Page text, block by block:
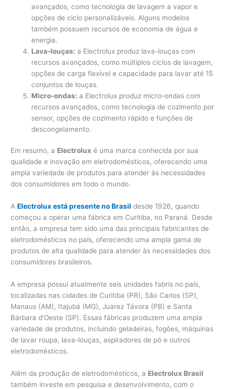
avançados, como tecnologia de lavagem a vapor e
opções de ciclo personalizáveis. Alguns modelos
também possuem recursos de economia de água e
energia.
Lava-louças: a Electrolux produz lava-louças com
recursos avançados, como múltiplos ciclos de lavagem,
opções de carga flexível e capacidade para lavar até 15
conjuntos de louças.
Micro-ondas: a Electrolux produz micro-ondas com
recursos avançados, como tecnologia de cozimento por
sensor, opções de cozimento rápido e funções de
descongelamento.
Em resumo, a Electrolux é uma marca conhecida por sua
qualidade e inovação em eletrodomésticos, oferecendo uma
ampla variedade de produtos para atender às necessidades
dos consumidores em todo o mundo.
AElectrolux está presente no Brasil desde 1926, quando
começou a operar uma fábrica em Curitiba, no Paraná. Desde
então, a empresa tem sido uma das principais fabricantes de
eletrodomésticos no país, oferecendo uma ampla gama de
produtos de alta qualidade para atender às necessidades dos
consumidores brasileiros.
A empresa possui atualmente seis unidades fabris no país,
localizadas nas cidades de Curitiba (PR), São Carlos (SP),
Manaus (AM), Itajubá (MG), Juarez Távora (PB) e Santa
Bárbara d’Oeste (SP). Essas fábricas produzem uma ampla
variedade de produtos, incluindo geladeiras, fogões, máquinas
de lavar roupa, lava-louças, aspiradores de pó e outros
eletrodomésticos.
Além da produção de eletrodomésticos, a Electrolux Brasil
também investe em pesquisa e desenvolvimento, com o